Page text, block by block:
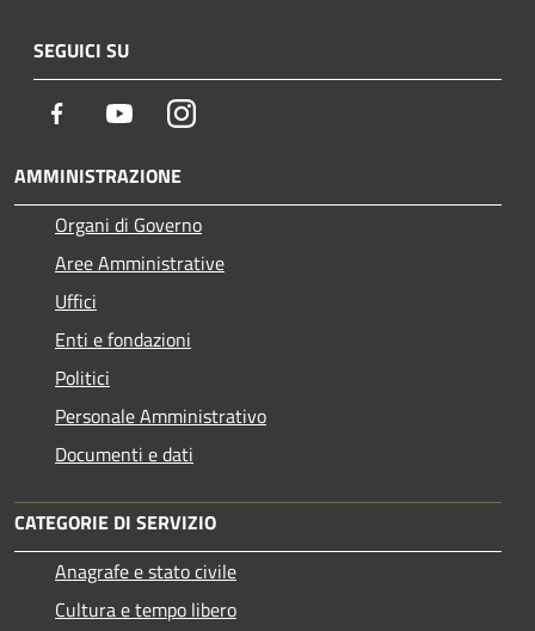
SEGUICI SU
Facebook YoutubeInstagram
AMMINISTRAZIONE
Organi di Governo
Aree Amministrative
Uffici
Enti e fondazioni
Politici
Personale Amministrativo
Documenti e dati
CATEGORIE DI SERVIZIO
Anagrafe e stato civile
Cultura e tempo libero